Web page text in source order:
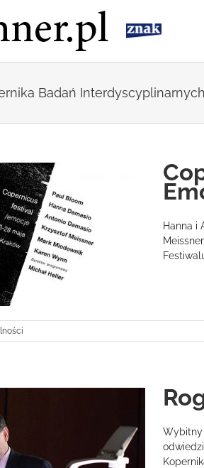
Badań Interdyscyplinarnych
Hanna i
Wybitny